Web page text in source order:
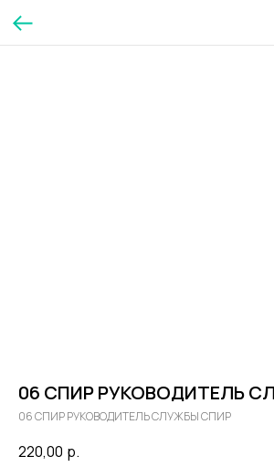
06 СПИР РУКОВОДИТЕЛЬ
06 СПИР РУКОВОДИТЕЛЬ СЛУЖБЫ СПИР
220,00 р.